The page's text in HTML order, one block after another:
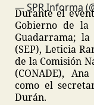
— SPR Informa
Durante el
Gobierno de la
Guadarrama;
(SEP), Leticia
de la Comisión
(CONADE),
como el
Durán.